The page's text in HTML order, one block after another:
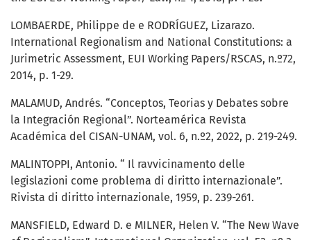
LOMBAERDE, Philippe de e RODRÍGUEZ, Lizarazo.
International Regionalism and National Constitutions: a
Jurimetric Assessment, EUI Working Papers/RSCAS, n.º72,
2014, p. 1-29.
MALAMUD, Andrés. “Conceptos, Teorias y Debates sobre
la Integración Regional”. Norteamérica Revista
Académica del CISAN-UNAM, vol. 6, n.º2, 2022, p. 219-249.
MALINTOPPI, Antonio. “ Il ravvicinamento delle
legislazioni come problema di diritto internazionale”.
Rivista di diritto internazionale, 1959, p. 239-261.
MANSFIELD, Edward D. e MILNER, Helen V. “The New Wave